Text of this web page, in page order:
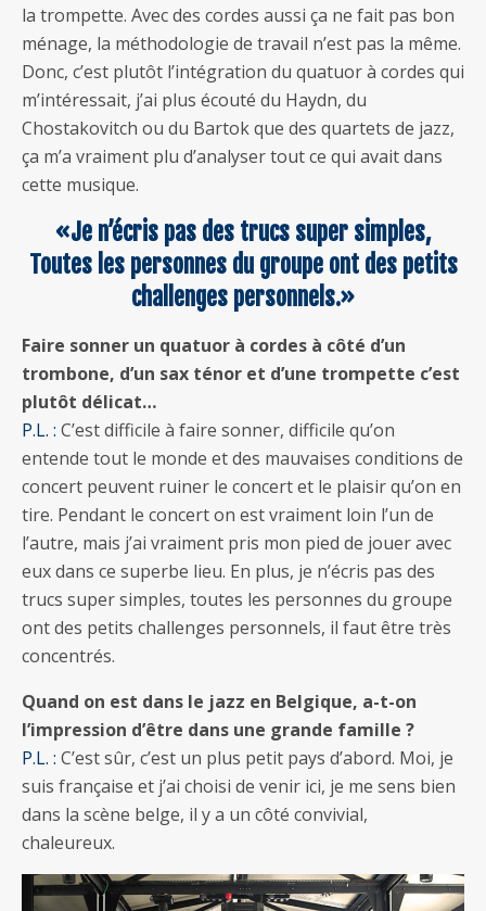
la trompette. Avec des cordes aussi ça ne fait pas bon
ménage, la méthodologie de travail n’est pas la même.
Donc, c’est plutôt l’intégration du quatuor à cordes qui
m’intéressait, j’ai plus écouté du Haydn, du
Chostakovitch ou du Bartok que des quartets de jazz,
ça m’a vraiment plu d’analyser tout ce qui avait dans
cette musique.
«Je n’écris pas des trucs super simples,
Toutes les personnes du groupe ont des petits
challenges personnels.»
Faire sonner un quatuor à cordes à côté d’un
trombone, d’un sax ténor et d’une trompette c’est
plutôt délicat…
P.L. : C’est difficile à faire sonner, difficile qu’on
entende tout le monde et des mauvaises conditions de
concert peuvent ruiner le concert et le plaisir qu’on en
tire. Pendant le concert on est vraiment loin l’un de
l’autre, mais j’ai vraiment pris mon pied de jouer avec
eux dans ce superbe lieu. En plus, je n’écris pas des
trucs super simples, toutes les personnes du groupe
ont des petits challenges personnels, il faut être très
concentrés.
Quand on est dans le jazz en Belgique, a-t-on
l’impression d’être dans une grande famille ?
P.L. : C’est sûr, c’est un plus petit pays d’abord. Moi, je
suis française et j’ai choisi de venir ici, je me sens bien
dans la scène belge, il y a un côté convivial,
chaleureux.